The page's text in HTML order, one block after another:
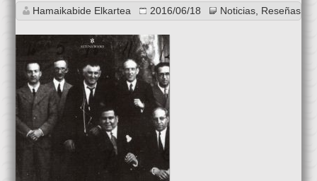
Hamaikabide Elkartea 2016/06/18 Noticias Reseñas